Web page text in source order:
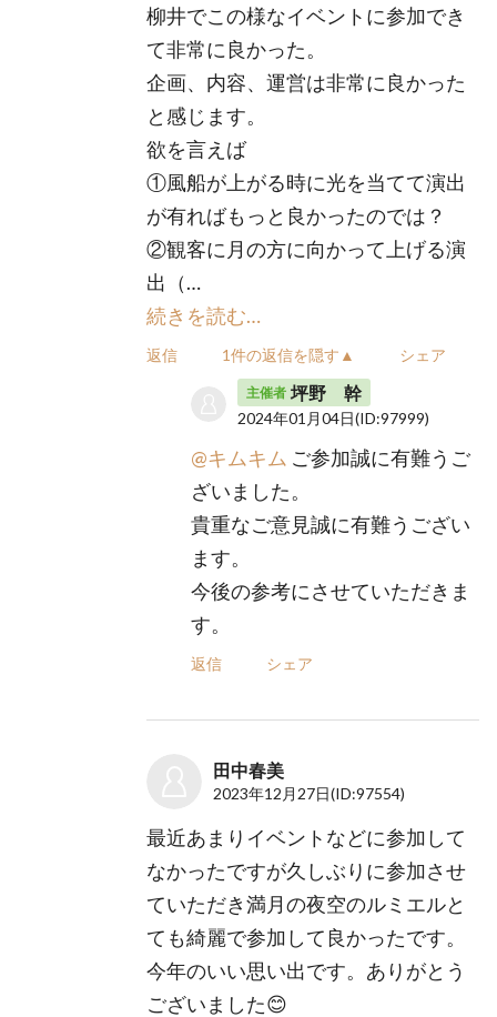
柳井でこの様なイベントに参加でき
て非常に良かった。
企画、内容、運営は非常に良かった
と感じます。
欲を言えば
①風船が上がる時に光を当てて演出
が有ればもっと良かったのでは？
②観客に月の方に向かって上げる演
出（…
続きを読む…
返信 1件の返信を隠す▲ シェア
主催者 坪野 幹
2024年01月04日(ID:97999)
@キムキム ご参加誠に有難うご
ざいました。
貴重なご意見誠に有難うござい
ます。
今後の参考にさせていただきま
す。
返信 シェア
田中春美
2023年12月27日(ID:97554)
最近あまりイベントなどに参加して
なかったですが久しぶりに参加させ
ていただき満月の夜空のルミエルと
ても綺麗で参加して良かったです。
今年のいい思い出です。ありがとう
ございました😊